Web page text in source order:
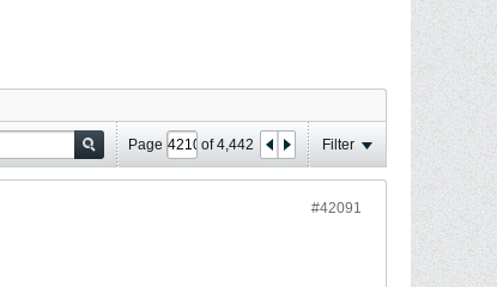
Page of4,442 Filter
#42091